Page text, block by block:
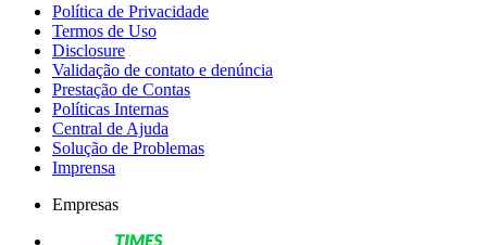
Política de Privacidade
Termos de Uso
Disclosure
Validação de contato e denúncia
Prestação de Contas
Políticas Internas
Central de Ajuda
Solução de Problemas
Imprensa
Empresas